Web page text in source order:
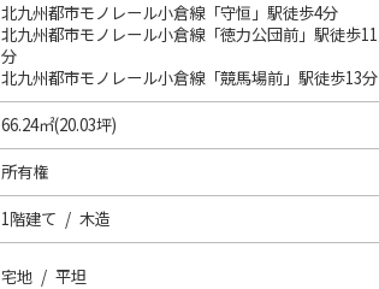
北九州都市モノレール小倉線「守恒」駅徒歩4分
北九州都市モノレール小倉線「徳力公団前」駅徒歩11
分
北九州都市モノレール小倉線「競馬場前」駅徒歩13分
66.24㎡(20.03坪)
所有権
1階建て / 木造
宅地 / 平坦